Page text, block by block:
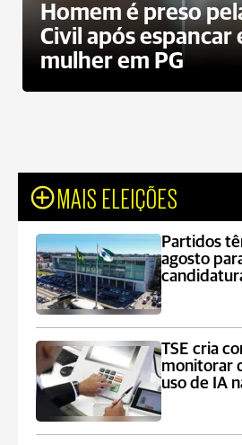
Homem é preso
Civil após espancar
mulher em PG
MAIS ELEIÇÕES
Partidos
agosto
TSE cria
monitorar
uso de IA